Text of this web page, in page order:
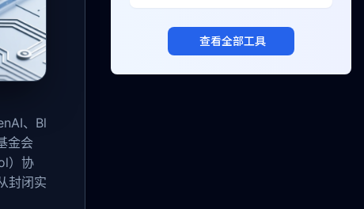
、Bl
金会
）协
封闭实
查看全部工具